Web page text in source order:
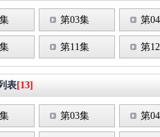
第03集 第
第11集 第
表[13]
第03集 第